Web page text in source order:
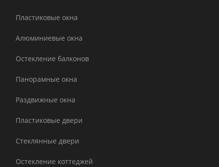
Пластиковые окна
Алюминиевые окна
Остекление балконов
Панорамные окна
Раздвижные окна
Пластиковые двери
Стеклянные двери
Остекление коттеджей